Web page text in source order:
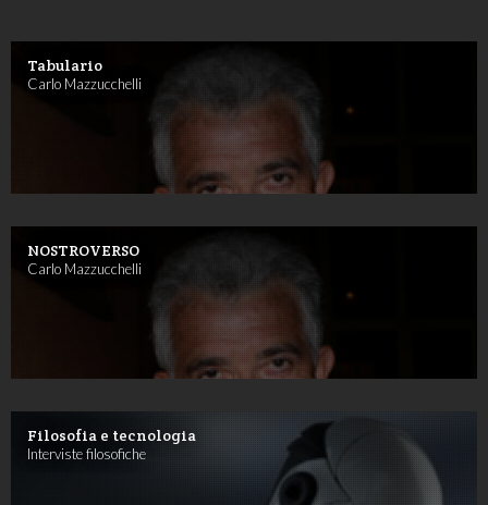
Tabulario
Carlo Mazzucchelli
NOSTROVERSO
Carlo Mazzucchelli
Filosofia e tecnologia
Interviste filosofiche